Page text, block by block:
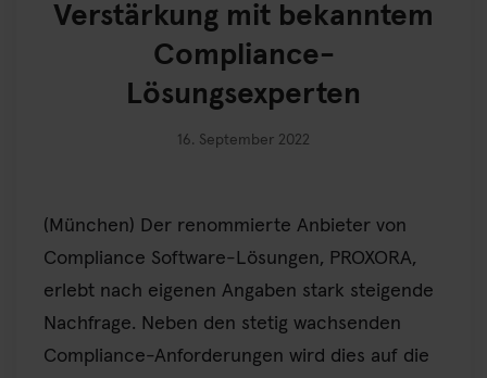
Verstärkung mit bekanntem
Compliance-
Lösungsexperten
16. September 2022
(München) Der renommierte Anbieter von
Compliance Software-Lösungen, PROXORA,
erlebt nach eigenen Angaben stark steigende
Nachfrage. Neben den stetig wachsenden
Compliance-Anforderungen wird dies auf die